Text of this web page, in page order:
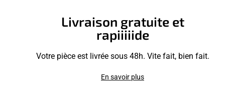
Livraison gratuite et
rapiiiiide
Votre pièce est livrée sous 48h. Vite fait, bien fait.
En savoir plus